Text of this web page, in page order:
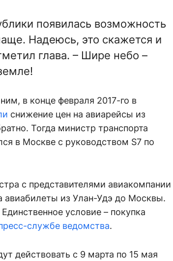
появилась возможность
Надеюсь, это скажется и
глава. – Шире небо –
в конце февраля 2017-го в
снижение цен на авиарейсы из
Тогда министр транспорта
в Москве с руководством S7 по
с представителями авиакомпании
авиабилеты из Улан-Удэ до Москвы.
условие – покупка
службе ведомства.
действовать с 9 марта по 15 мая